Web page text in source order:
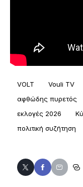
VOLT Vouli TV
αφθώδης πυρετός
εκλογές 2026
πολιτική συζήτηση